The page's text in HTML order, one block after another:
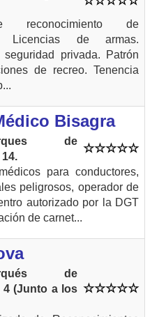
reconocimiento de
Licencias de armas.
seguridad privada. Patrón
de recreo. Tenencia
Bisagra
de
para conductores,
peligrosos, operador de
autorizado por la DGT
de carnet...
de
4 (Junto a los